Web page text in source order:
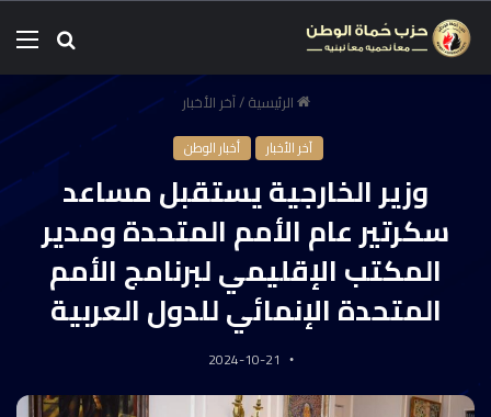
الرئيسية/آخر الأخبار
آخر الأخبار أخبار الوطن
وزير الخارجية يستقبل مساعد
سكرتير عام الأمم المتحدة ومدير
المكتب الإقليمي لبرنامج الأمم
المتحدة الإنمائي للدول العربية
2024-10-21